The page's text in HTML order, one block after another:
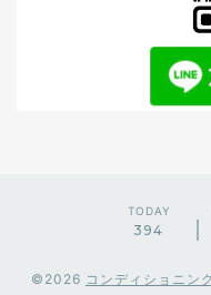
TODAY
394
©2026 コンディショニン